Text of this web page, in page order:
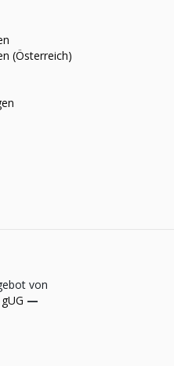
(Österreich)
von
—